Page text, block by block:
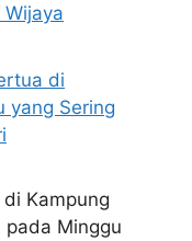
Kampung
pada Minggu